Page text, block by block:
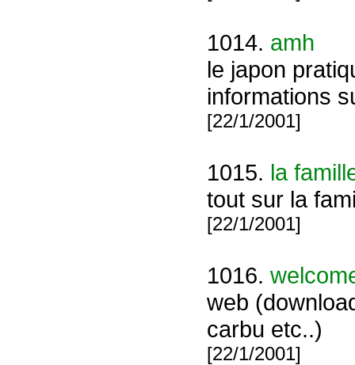
1014. amh
le japon
informations
[22/1/2001]
1015. la
tout sur la
[22/1/2001]
1016.
web
carbu etc..)
[22/1/2001]